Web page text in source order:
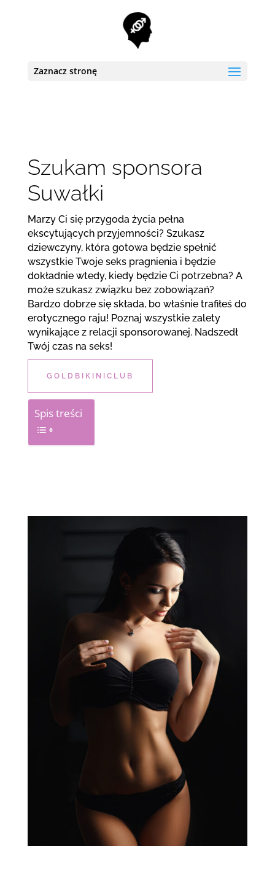
Zaznacz stronę
Szukam sponsora
Suwałki
Marzy Ci się przygoda życia pełna
ekscytujących przyjemności? Szukasz
dziewczyny, która gotowa będzie spełnić
wszystkie Twoje seks pragnienia i będzie
dokładnie wtedy, kiedy będzie Ci potrzebna? A
może szukasz związku bez zobowiązań?
Bardzo dobrze się składa, bo właśnie trafiłeś do
erotycznego raju! Poznaj wszystkie zalety
wynikające z relacji sponsorowanej. Nadszedł
Twój czas na seks!
GOLDBIKINICLUB
Spis treści